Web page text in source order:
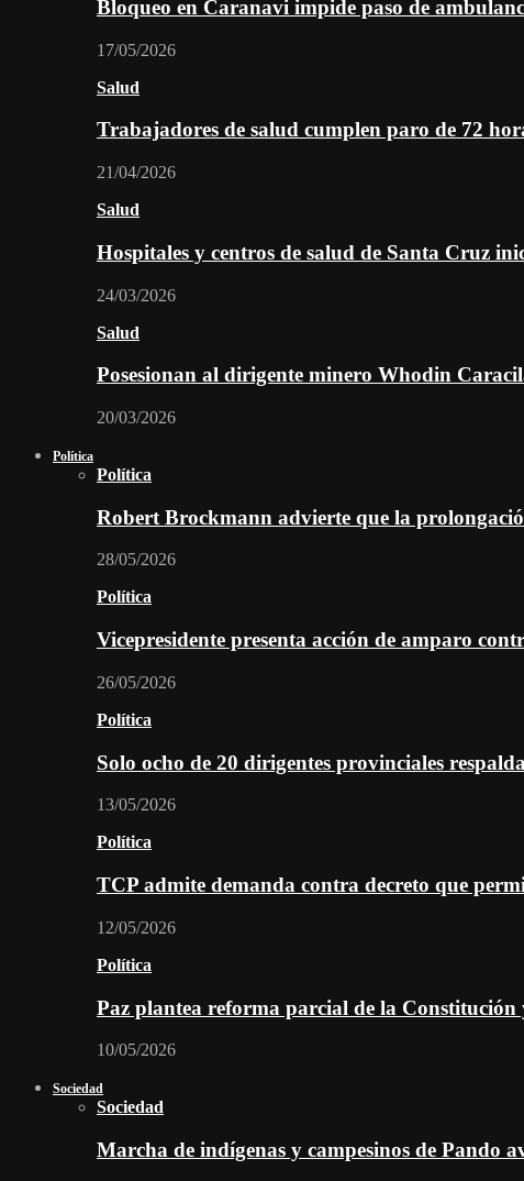
Bloqueo en Caranavi impide paso de
17/05/2026
Salud
Trabajadores de salud cumplen paro de 72
21/04/2026
Salud
Hospitales y centros de salud de Santa Cruz
24/03/2026
Salud
Posesionan al dirigente minero Whodin
20/03/2026
Política
Política
Robert Brockmann advierte que la
28/05/2026
Política
Vicepresidente presenta acción de amparo
26/05/2026
Política
Solo ocho de 20 dirigentes provinciales
13/05/2026
Política
TCP admite demanda contra decreto que
12/05/2026
Política
Paz plantea reforma parcial de la
10/05/2026
Sociedad
Sociedad
Marcha de indígenas y campesinos de Pando